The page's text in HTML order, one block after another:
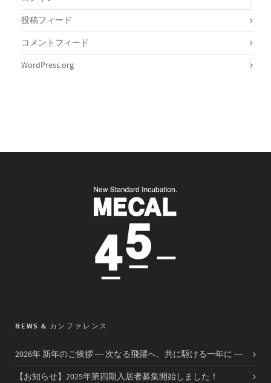
投稿フィード
コメントフィード
WordPress.org
NEWS & カンファレンス
2026年 新年のご挨拶 ― 次なる飛躍へ、共に駆ける一年に ―
【お知らせ】2025年第四期入居者募集開始しました！